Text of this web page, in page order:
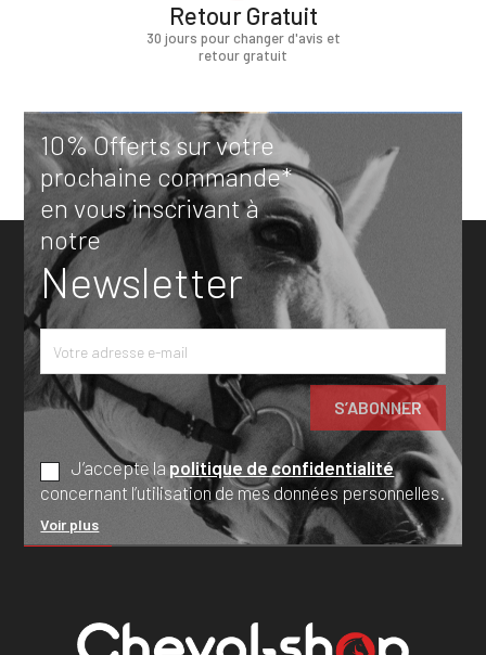
Retour Gratuit
30 jours pour changer d'avis et
retour gratuit
10% Offerts sur votre
prochaine commande*
en vous inscrivant à
notre
Newsletter
J’accepte lapolitique de confidentialité
concernant l’utilisation de mes données personnelles.
Voir plus